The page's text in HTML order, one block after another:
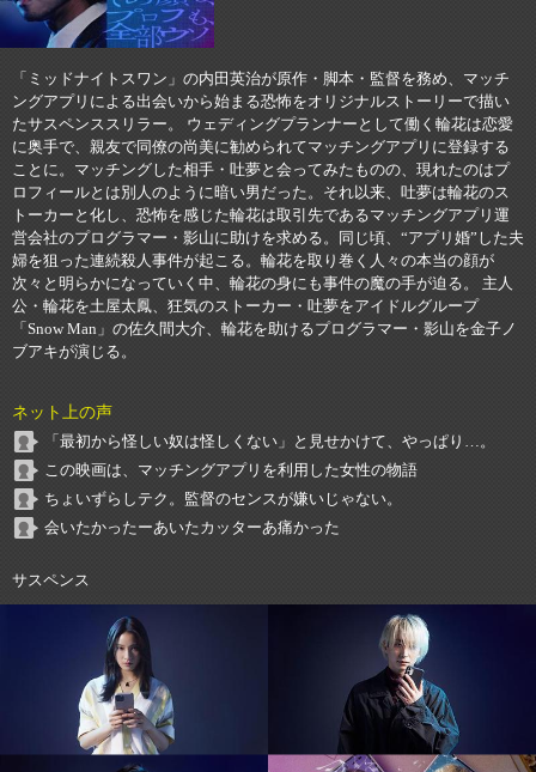
「ミッドナイトスワン」の内田英治が原作・脚本・監督を務め、マッチ
ングアプリによる出会いから始まる恐怖をオリジナルストーリーで描い
たサスペンススリラー。 ウェディングプランナーとして働く輪花は恋愛
に奥手で、親友で同僚の尚美に勧められてマッチングアプリに登録する
ことに。マッチングした相手・吐夢と会ってみたものの、現れたのはプ
ロフィールとは別人のように暗い男だった。それ以来、吐夢は輪花のス
トーカーと化し、恐怖を感じた輪花は取引先であるマッチングアプリ運
営会社のプログラマー・影山に助けを求める。同じ頃、“アプリ婚”した夫
婦を狙った連続殺人事件が起こる。輪花を取り巻く人々の本当の顔が
次々と明らかになっていく中、輪花の身にも事件の魔の手が迫る。 主人
公・輪花を土屋太鳳、狂気のストーカー・吐夢をアイドルグループ
「Snow Man」の佐久間大介、輪花を助けるプログラマー・影山を金子ノ
ブアキが演じる。
ネット上の声
「最初から怪しい奴は怪しくない」と見せかけて、やっぱり…。
この映画は、マッチングアプリを利用した女性の物語
ちょいずらしテク。監督のセンスが嫌いじゃない。
会いたかったーあいたカッターあ痛かった
サスペンス